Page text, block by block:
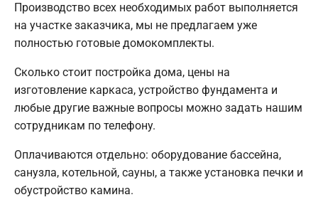
Производство всех необходимых работ выполняется
на участке заказчика, мы не предлагаем уже
полностью готовые домокомплекты.
Сколько стоит постройка дома, цены на
изготовление каркаса, устройство фундамента и
любые другие важные вопросы можно задать нашим
сотрудникам по телефону.
Оплачиваются отдельно: оборудование бассейна,
санузла, котельной, сауны, а также установка печки и
обустройство камина.